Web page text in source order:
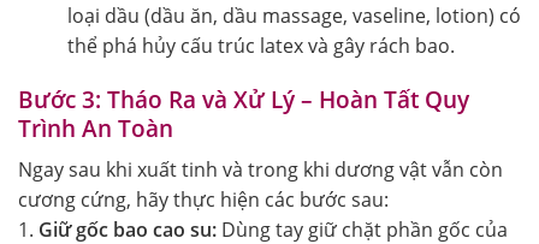
loại dầu (dầu ăn, dầu massage, vaseline, lotion) có
thể phá hủy cấu trúc latex và gây rách bao.
Bước 3: Tháo Ra và Xử Lý – Hoàn Tất Quy
Trình An Toàn
Ngay sau khi xuất tinh và trong khi dương vật vẫn còn
cương cứng, hãy thực hiện các bước sau:
1. Giữ gốc bao cao su: Dùng tay giữ chặt phần gốc của